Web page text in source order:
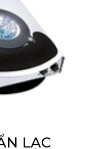
LẠC